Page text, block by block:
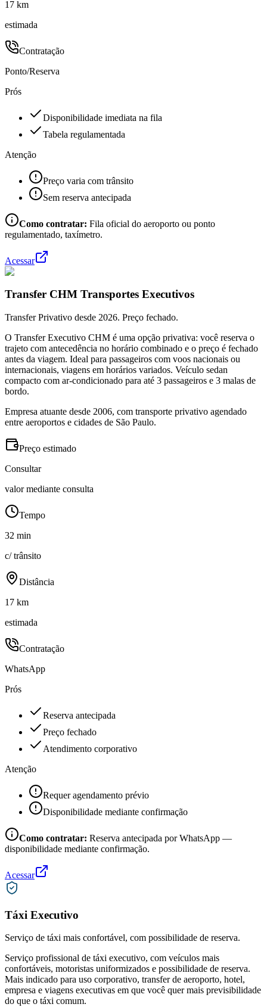
17 km
estimada
Contratação
Ponto/Reserva
Prós
Disponibilidade imediata na fila
Tabela regulamentada
Atenção
Preço varia com trânsito
Sem reserva antecipada
Como contratar: Fila oficial do aeroporto ou ponto
regulamentado, taxímetro.
Acessar
Transfer CHM Transportes Executivos
Transfer Privativo desde 2026. Preço fechado.
O Transfer Executivo CHM é uma opção privativa: você reserva o
trajeto com antecedência no horário combinado e o preço é fechado
antes da viagem. Ideal para passageiros com voos nacionais ou
internacionais, viagens em horários variados. Veículo sedan
compacto com ar-condicionado para até 3 passageiros e 3 malas de
bordo.
Empresa atuante desde 2006, com transporte privativo agendado
entre aeroportos e cidades de São Paulo.
Preço estimado
Consultar
valor mediante consulta
Tempo
32 min
c/ trânsito
Distância
17 km
estimada
Contratação
WhatsApp
Prós
Reserva antecipada
Preço fechado
Atendimento corporativo
Atenção
Requer agendamento prévio
Disponibilidade mediante confirmação
Como contratar: Reserva antecipada por WhatsApp —
disponibilidade mediante confirmação.
Acessar
Táxi Executivo
Serviço de táxi mais confortável, com possibilidade de reserva.
Serviço profissional de táxi executivo, com veículos mais
confortáveis, motoristas uniformizados e possibilidade de reserva.
Mais indicado para uso corporativo, transfer de aeroporto, hotel,
empresa e viagens executivas em que você quer mais previsibilidade
do que o táxi comum.